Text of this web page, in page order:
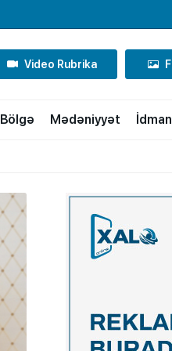
Video Rubrika
Bölgə Mədəniyyət İdman